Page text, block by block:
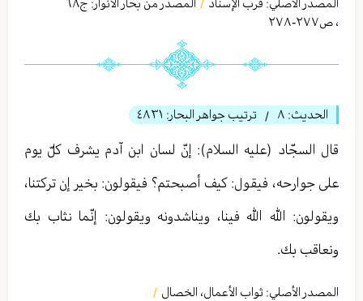
/
، ص٢٧٧-٢٧٨
الحديث: ٨ / ترتيب جواهر البحار: ٤٨٣١
قال السجّاد (عليه السلام): إنّ لسان ابن آدم يشرف كلّ يوم
على جوارحه، فيقول: كيف أصبحتم؟ فيقولون: بخير إن تركتنا،
ويقولون: الله الله فينا، ويناشدونه ويقولون: إنّما نثاب بك
ونعاقب بك.
المصدر الأصلي: ثواب الأعمال، الخصال /